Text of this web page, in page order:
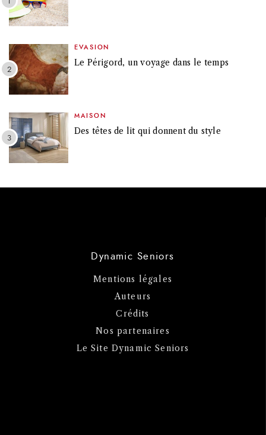
EVASION
Le Périgord, un voyage dans le temps
MAISON
Des têtes de lit qui donnent du style
Dynamic Seniors
Mentions légales
Auteurs
Crédits
Nos partenaires
Le Site Dynamic Seniors